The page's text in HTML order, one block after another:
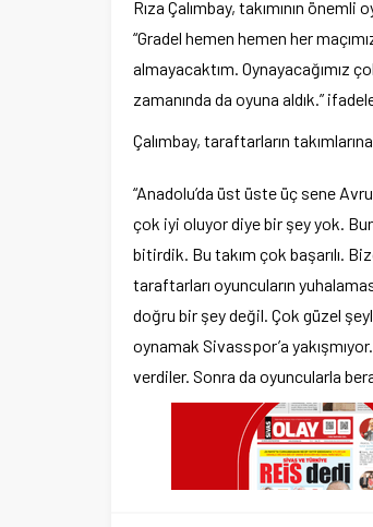
Rıza Çalımbay, takımının
“Gradel hemen hemen her
almayacaktım. Oynayacağımız
zamanında da oyuna aldık.”
Çalımbay, taraftarların
“Anadolu’da üst üste üç sene
çok iyi oluyor diye bir şey yok.
bitirdik. Bu takım çok başarılı.
taraftarları oyuncuların
doğru bir şey değil. Çok güzel
oynamak Sivasspor’a
verdiler. Sonra da oyuncularla